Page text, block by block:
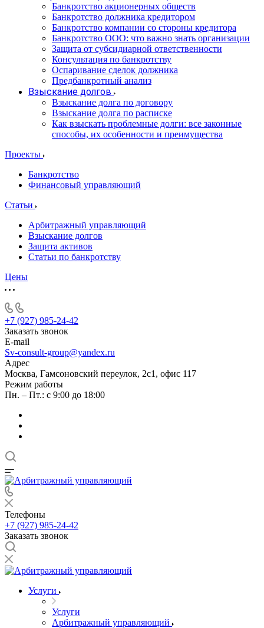
Банкротство акционерных обществ
Банкротство должника кредитором
Банкротство компании со стороны кредитора
Банкротство ООО: что важно знать организации
Защита от субсидиарной ответственности
Консультация по банкротству
Оспаривание сделок должника
Предбанкротный анализ
Взыскание долгов
Взыскание долга по договору
Взыскание долга по расписке
Как взыскать проблемные долги: все законные
способы, их особенности и преимущества
Проекты
Банкротство
Финансовый управляющий
Статьи
Арбитражный управляющий
Взыскание долгов
Защита активов
Статьи по банкротству
Цены
+7 (927) 985-24-42
Заказать звонок
E-mail
Sv-consult-group@yandex.ru
Адрес
Москва, Гамсоновский переулок, 2с1, офис 117
Режим работы
Пн. – Пт.: с 9:00 до 18:00
Телефоны
+7 (927) 985-24-42
Заказать звонок
Услуги
Услуги
Арбитражный управляющий